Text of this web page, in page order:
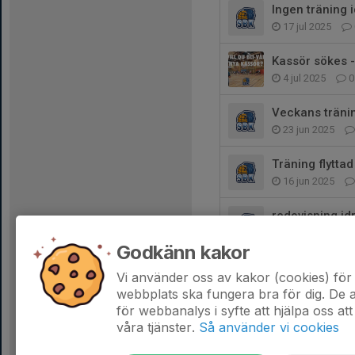
Ingen träning
17 jul 2025
Kassör sökes
4 jul 2025 0
Veckans
23 jun 2025
Träning
16 jun 2025
redovisning
sekretariat
23 apr 2025
Godkänn kakor
Vi använder oss av kakor (cookies)
webbplats ska fungera bra för dig. De
för webbanalys i syfte att hjälpa oss
våra tjänster. Så använder vi cookies